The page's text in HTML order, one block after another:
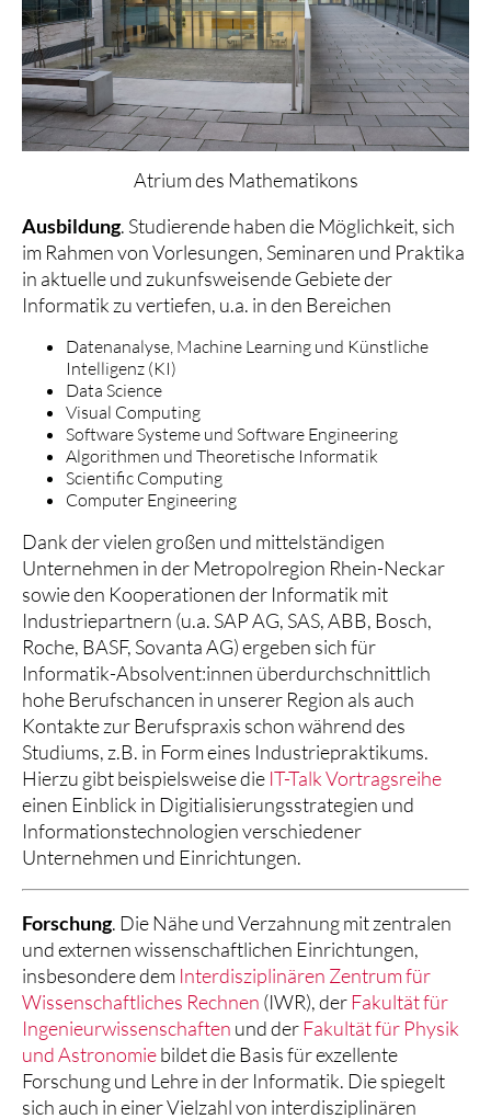
Atrium des Mathematikons
Ausbildung. Studierende haben die Möglichkeit, sich
im Rahmen von Vorlesungen, Seminaren und Praktika
in aktuelle und zukunfsweisende Gebiete der
Informatik zu vertiefen, u.a. in den Bereichen
Datenanalyse, Machine Learning und Künstliche
Intelligenz (KI)
Data Science
Visual Computing
Software Systeme und Software Engineering
Algorithmen und Theoretische Informatik
Scientific Computing
Computer Engineering
Dank der vielen großen und mittelständigen
Unternehmen in der Metropolregion Rhein-Neckar
sowie den Kooperationen der Informatik mit
Industriepartnern (u.a. SAP AG, SAS, ABB, Bosch,
Roche, BASF, Sovanta AG) ergeben sich für
Informatik-Absolvent:innen überdurchschnittlich
hohe Berufschancen in unserer Region als auch
Kontakte zur Berufspraxis schon während des
Studiums, z.B. in Form eines Industriepraktikums.
Hierzu gibt beispielsweise die IT-Talk Vortragsreihe
einen Einblick in Digitialisierungsstrategien und
Informationstechnologien verschiedener
Unternehmen und Einrichtungen.
Forschung. Die Nähe und Verzahnung mit zentralen
und externen wissenschaftlichen Einrichtungen,
insbesondere dem Interdisziplinären Zentrum für
Wissenschaftliches Rechnen (IWR), derFakultät für
Ingenieurwissenschaften und derFakultät für Physik
und Astronomiebildet die Basis für exzellente
Forschung und Lehre in der Informatik. Die spiegelt
sich auch in einer Vielzahl von interdisziplinären